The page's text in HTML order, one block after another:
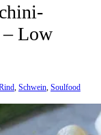
– Low
, Schwein, Soulfood